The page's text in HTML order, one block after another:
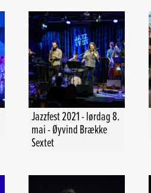
Jazzfest 2021 - lørdag 8.
mai - Øyvind Brække
Sextet